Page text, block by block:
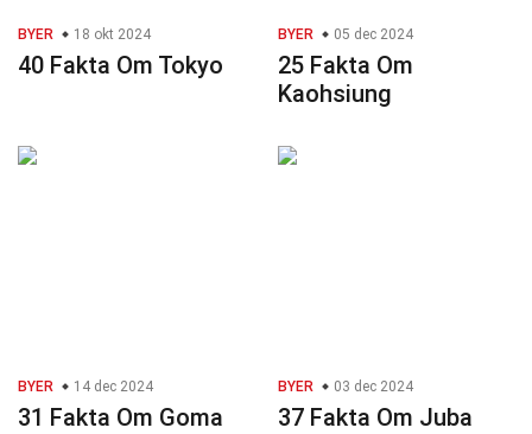
BYER 18 okt 2024
40 Fakta Om Tokyo
BYER 05 dec 2024
25 Fakta Om
Kaohsiung
BYER 14 dec 2024
31 Fakta Om Goma
BYER 03 dec 2024
37 Fakta Om Juba